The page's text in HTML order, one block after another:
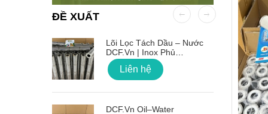
ĐỀ XUẤT
Lõi Lọc Tách Dầu – Nước
DCF.vn | Inox Phủ
PTFE/Teflon
Liên hệ
DCF.vn Oil–Water